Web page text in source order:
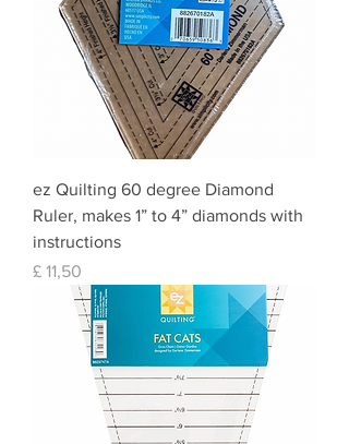
ez Quilting 60 degree Diamond
Ruler, makes 1” to 4” diamonds with
instructions
Prijs
£ 11,50